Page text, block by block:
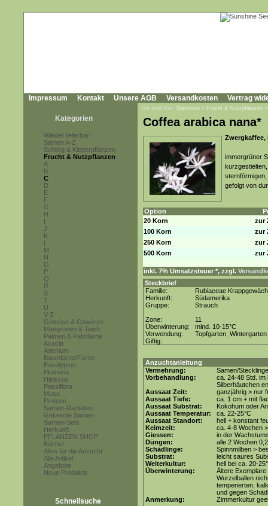
Impressum Kontakt Unsere AGB Versandkosten Vertrag
Kategorien
Wieder lieferbar!
Samen A-Z
Schling & Kletterpflanzen
Frucht & Nutzpflanzen
A
B
C
D
E
F
G
H
I
J
K
L
M
N
O
P
Q
R
S
T
U
V-Z
Gemüse & Gewürze
Mangroven & Teich
Palmen & Palmfarne
Acacia
Adenium
Baumfarne/Farne
Eucalyptus
Plumeria
Hibiskus
Passiflora
Musa
Proteen
Samen-Raritäten
Gekeimte Samen
Samen-Sets
Herkunft
PFLANZEN SHOP
Bücher
Alles für die Anzucht
Alle Artikel
Angebote
Neue Produkte
Schnellsuche
Sie sind hier: Startseite » Frucht & Nutzpflanzen
Coffea arabica nana*
Zwergkaffee,
immergrüner
gefolgt von
Option
20 Korn
zur
100 Korn
zur
250 Korn
zur
500 Korn
zur
inkl. 7% Umsatzsteuer *, zzgl.
Steckbrief
Familie:
Rubiaceae
Herkunft:
Südamerika
Gruppe:
Strauch
Zone:
11
Überwinterung:
mind. 10-15°C
Verwendung:
Topfgarten, Wintergarten
Giftig:
Anzuchtanleitung
Vermehrung:
Samen/Stecklinge
Vorbehandlung:
ca. 24-48 Std. im
Silberhäutchen
Aussaat Zeit:
ganzjährig > nur
Aussaat Tiefe:
ca. 1 cm + mit
Aussaat Substrat:
Kokohum oder
Aussaat Temperatur:
ca. 22-25°C
Aussaat Standort:
hell + konstant
Keimzeit:
ca. 4-8 Wochen
Giessen:
in der
Düngen:
alle 2 Wochen
Schädlinge:
Spinnmilben >
Substrat:
leicht saures
Weiterkultur:
hell bei ca. 20-
Überwinterung:
Ältere
Wurzelballen
temperierten,
und gegen
Anmerkung:
Zimmerkultur